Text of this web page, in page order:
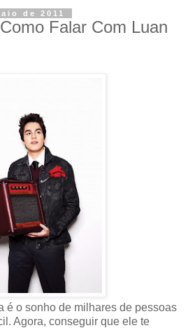
de 2011
Falar Com Luan
é o sonho de milhares de pessoas
Agora, conseguir que ele te